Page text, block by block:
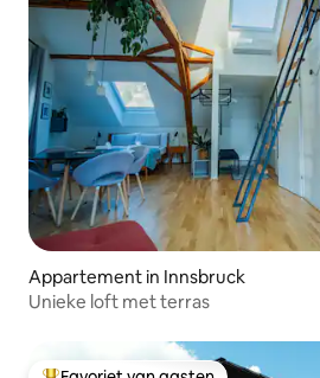
Appartement in Innsbruck
Unieke loft met terras